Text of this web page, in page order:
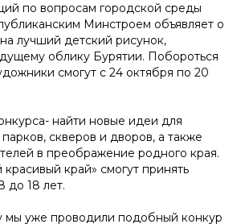
по вопросам городской среды
Минстроем объявляет о
лучший детский рисунок,
облику Бурятии. Побороться
смогут с 24 октября по 20
найти новые идеи для
парков, скверов и дворов, а также
в преображение родного края.
край» смогут принять
до 18 лет.
мы уже проводили подобный конкур